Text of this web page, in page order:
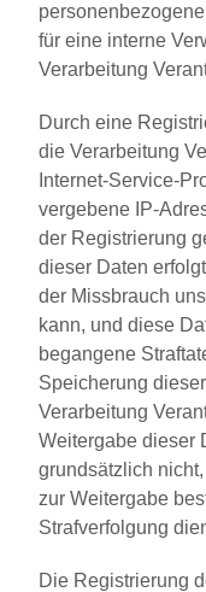
für eine interne
Verarbeitung
Durch eine
die Verarbeitung
Internet-Service-
vergebene IP-
der Registrierung
dieser Daten
der Missbrauch
kann, und diese
begangene
Speicherung
Verarbeitung
Weitergabe dieser
grundsätzlich
zur Weitergabe
Strafverfolgung
Die Registrierung